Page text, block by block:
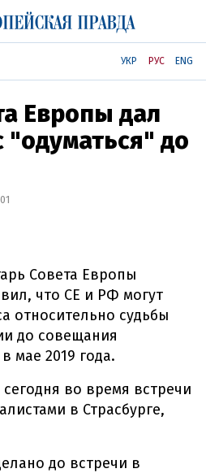
УКР РУС ENG
Европы дал
"одуматься" до
Совета Европы
что СЕ и РФ могут
относительно судьбы
до совещания
мае 2019 года.
во время встречи
в Страсбурге,
до встречи в